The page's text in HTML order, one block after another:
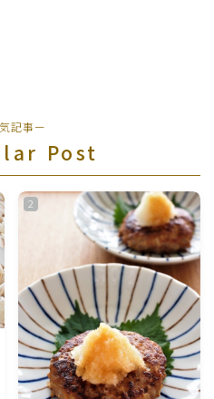
酵食品
ディップ類
記事ー
Post